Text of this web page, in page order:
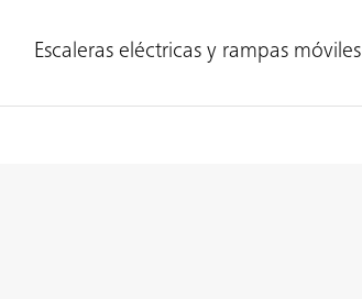
Escaleras eléctricas y rampas móviles